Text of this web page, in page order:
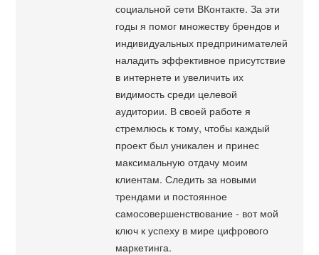
социальной сети ВКонтакте. За эти
годы я помог множеству брендов и
индивидуальных предпринимателей
наладить эффективное присутствие
в интернете и увеличить их
видимость среди целевой
аудитории. В своей работе я
стремлюсь к тому, чтобы каждый
проект был уникален и принес
максимальную отдачу моим
клиентам. Следить за новыми
трендами и постоянное
самосовершенствование - вот мой
ключ к успеху в мире цифрового
маркетинга.